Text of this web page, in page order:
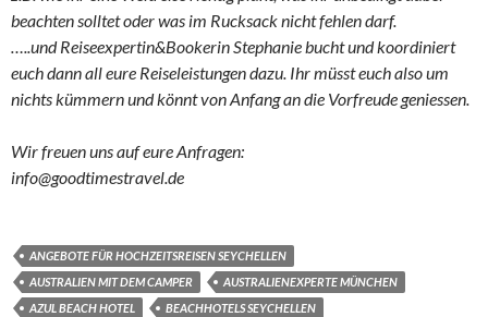
beachten solltet oder was im Rucksack nicht fehlen darf.
…..und Reiseexpertin&Bookerin Stephanie bucht und koordiniert
euch dann all eure Reiseleistungen dazu. Ihr müsst euch also um
nichts kümmern und könnt von Anfang an die Vorfreude geniessen.
Wir freuen uns auf eure Anfragen:
info@goodtimestravel.de
ANGEBOTE FÜR HOCHZEITSREISEN SEYCHELLEN
AUSTRALIEN MIT DEM CAMPER
AUSTRALIENEXPERTE MÜNCHEN
AZUL BEACH HOTEL
BEACHHOTELS SEYCHELLEN